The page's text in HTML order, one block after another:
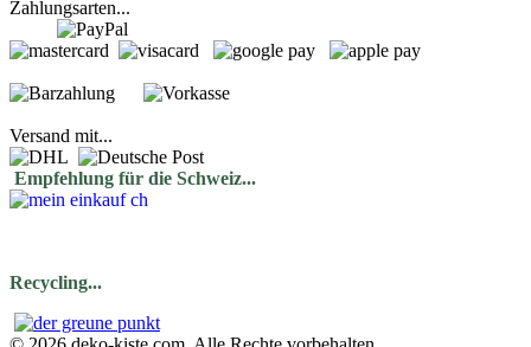
Zahlungsarten...
Versand mit...
Empfehlung für die Schweiz...
Recycling...